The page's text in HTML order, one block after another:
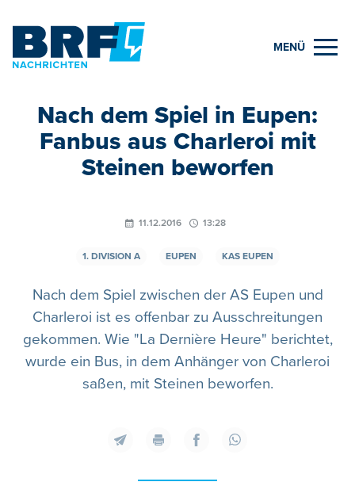
MENÜ
Nach dem Spiel in Eupen:
Fanbus aus Charleroi mit
Steinen beworfen
11.12.2016 13:28
1. DIVISION A EUPEN KAS EUPEN
Nach dem Spiel zwischen der AS Eupen und
Charleroi ist es offenbar zu Ausschreitungen
gekommen. Wie "La Dernière Heure" berichtet,
wurde ein Bus, in dem Anhänger von Charleroi
saßen, mit Steinen beworfen.